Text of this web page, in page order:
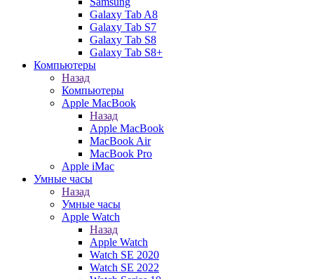
Galaxy Tab A8
Galaxy Tab S7
Galaxy Tab S8
Galaxy Tab S8+
Компьютеры
Назад
Компьютеры
Apple MacBook
Назад
Apple MacBook
MacBook Air
MacBook Pro
Apple iMac
Умные часы
Назад
Умные часы
Apple Watch
Назад
Apple Watch
Watch SE 2020
Watch SE 2022